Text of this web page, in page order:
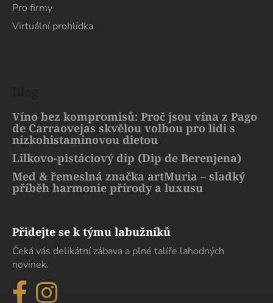
Pro firmy
Virtuální prohlídka
Víno bez kompromisů: Proč jsou vína z Pago
de Carraovejas skvělou volbou pro lidi s
nízkohistaminovou dietou
Lilkovo-pistáciový dip (Dip de Berenjena)
Med & řemeslná značka artMuria – sladký
příběh harmonie přírody a luxusu
Přidejte se k týmu labužníků
Čeká vás delikátní zábava a plné talíře lahodných
novinek.